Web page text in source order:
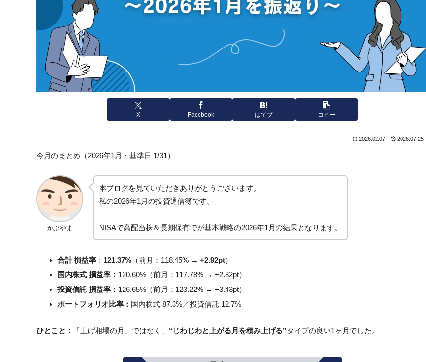
X Facebook はてブ コピー
2026.02.07 2026.07.25
今月のまとめ（2026年1月・基準日 1/31）
かぶやま
本ブログを見ていただきありがとうございます。
私の2026年1月の投資通信簿です。
NISAで高配当株＆長期保有でが基本戦略の2026年1月の結果となります。
合計 損益率： 121.37% （前月：118.45% → +2.92pt）
国内株式 損益率： 120.60%（前月：117.78% → +2.82pt）
投資信託 損益率： 126.65%（前月：123.22% → +3.43pt）
ポートフォリオ比率： 国内株式 87.3%／投資信託 12.7%
ひとこと： 「上げ相場の月」ではなく、 “じわじわと上がる月を積み上げる”タイプの良い1ヶ月でした。